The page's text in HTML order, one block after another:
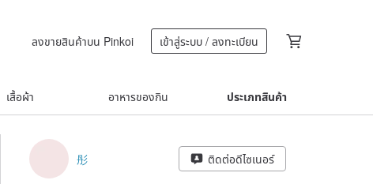
ลงขายสินค้าบน Pinkoi เข้าสู่ระบบ / ลงทะเบียน
เสื้อผ้า อาหารของกิน ประเภทสินค้า
彤 ติดต่อดีไซเนอร์